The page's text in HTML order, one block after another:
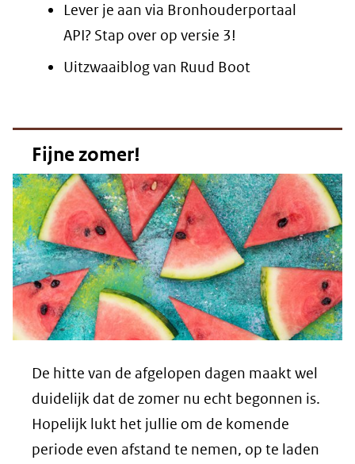
Lever je aan via Bronhouderportaal
API? Stap over op versie 3!
Uitzwaaiblog van Ruud Boot
Fijne zomer!
De hitte van de afgelopen dagen maakt wel
duidelijk dat de zomer nu echt begonnen is.
Hopelijk lukt het jullie om de komende
periode even afstand te nemen, op te laden